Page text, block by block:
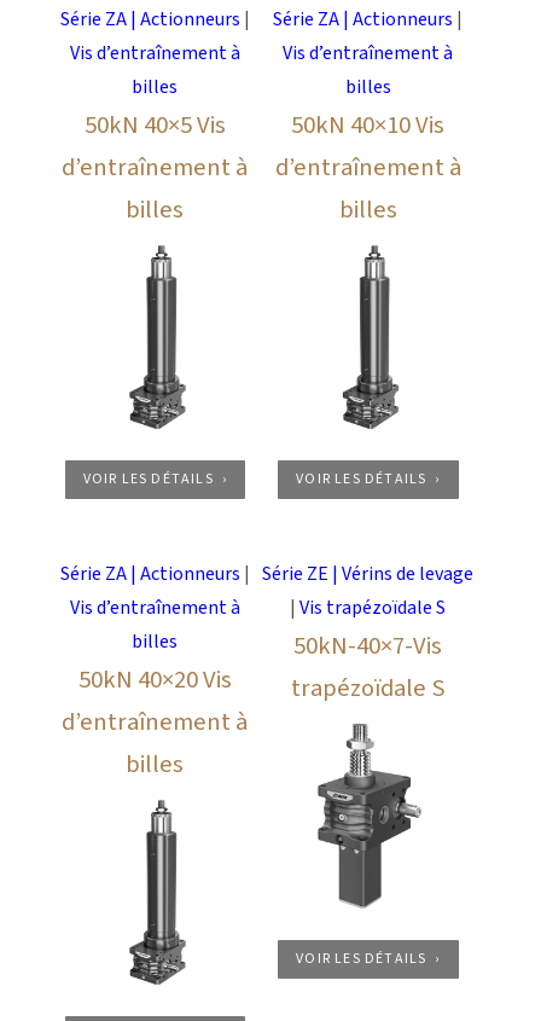
Série ZA | Actionneurs |
Vis d’entraînement à
billes
50kN 40×5 Vis
d’entraînement à
billes
VOIR LES DÉTAILS
Série ZA | Actionneurs |
Vis d’entraînement à
billes
50kN 40×10 Vis
d’entraînement à
billes
VOIR LES DÉTAILS
Série ZA | Actionneurs |
Vis d’entraînement à
billes
50kN 40×20 Vis
d’entraînement à
billes
Série ZE | Vérins de levage
|Vis trapézoïdale S
50kN-40×7-Vis
trapézoïdale S
VOIR LES DÉTAILS